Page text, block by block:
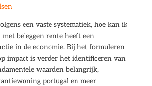
een vaste systematiek, hoe kan ik
beleggen rente heeft een
in de economie. Bij het formuleren
impact is verder het identificeren van
waarden belangrijk,
portugal en meer